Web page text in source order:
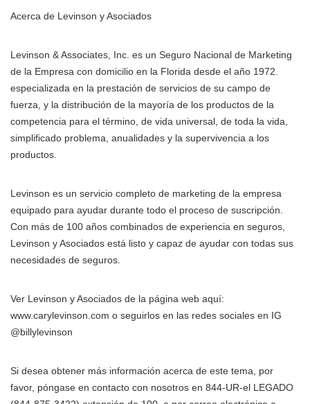
Acerca de Levinson y Asociados
Levinson & Associates, Inc. es un Seguro Nacional de Marketing
de la Empresa con domicilio en la Florida desde el año 1972.
especializada en la prestación de servicios de su campo de
fuerza, y la distribución de la mayoría de los productos de la
competencia para el término, de vida universal, de toda la vida,
simplificado problema, anualidades y la supervivencia a los
productos.
Levinson es un servicio completo de marketing de la empresa
equipado para ayudar durante todo el proceso de suscripción.
Con más de 100 años combinados de experiencia en seguros,
Levinson y Asociados está listo y capaz de ayudar con todas sus
necesidades de seguros.
Ver Levinson y Asociados de la página web aquí:
www.carylevinson.com o seguirlos en las redes sociales en IG
@billylevinson
Si desea obtener más información acerca de este tema, por
favor, póngase en contacto con nosotros en 844-UR-el LEGADO